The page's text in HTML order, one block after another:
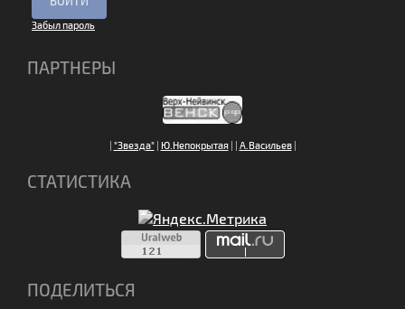
Забыл пароль
ПАРТНЕРЫ
| "Звезда"| Ю.Непокрытая| | А.Васильев|
СТАТИСТИКА
ПОДЕЛИТЬСЯ